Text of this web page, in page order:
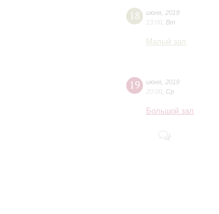
18 июня 2019
13:00 Вт
Малый зал
19 июня 2019
20:00 Ср
Большой зал